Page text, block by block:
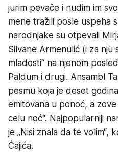
jurim pevače i nudim im
mene tražili posle uspeha
narodnjake su otpevali
Silvane Armenulić (i za nju
mladosti“ na njenom
Paldum i drugi. Ansambl
pesmu koja je deset
emitovana u ponoć, a
celu noć“. Najpopularniji
je „Nisi znala da te volim“,
Ćajića.